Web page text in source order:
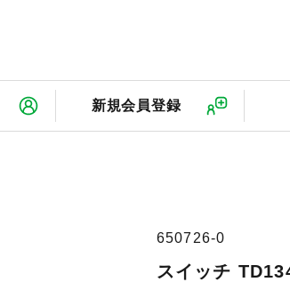
新規会員登録
650726-0
スイッチ